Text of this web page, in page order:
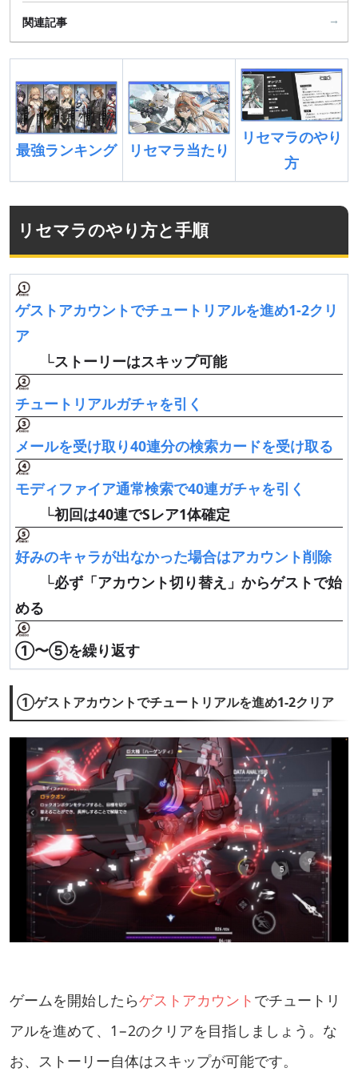
関連記事
最強ランキング リセマラ当たり
リセマラのやり
方
リセマラのやり方と手順
ゲストアカウントでチュートリアルを進め1-2クリ
ア
└ストーリーはスキップ可能
チュートリアルガチャを引く
メールを受け取り40連分の検索カードを受け取る
モディファイア通常検索で40連ガチャを引く
└初回は40連でSレア1体確定
好みのキャラが出なかった場合はアカウント削除
└必ず「アカウント切り替え」からゲストで始
める
①〜⑤を繰り返す
①ゲストアカウントでチュートリアルを進め1-2クリア
ゲームを開始したらゲストアカウント でチュートリ
アルを進めて、1−2のクリアを目指しましょう。な
お、ストーリー自体はスキップが可能です。